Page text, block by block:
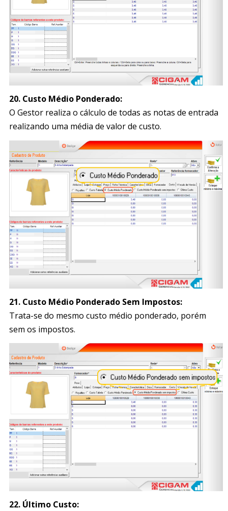
20. Custo Médio Ponderado:
O Gestor realiza o cálculo de todas as notas de entrada
realizando uma média de valor de custo.
21. Custo Médio Ponderado Sem Impostos:
Trata-se do mesmo custo médio ponderado, porém
sem os impostos.
22. Último Custo: